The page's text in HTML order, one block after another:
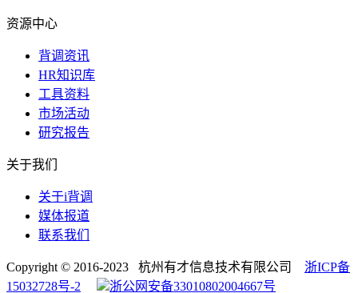
资源中心
背调资讯
HR知识库
工具资料
市场活动
研究报告
关于我们
关于i背调
媒体报道
联系我们
Copyright © 2016-2023 杭州有才信息技术有限公司 浙ICP备
15032728号-2
浙公网安备33010802004667号